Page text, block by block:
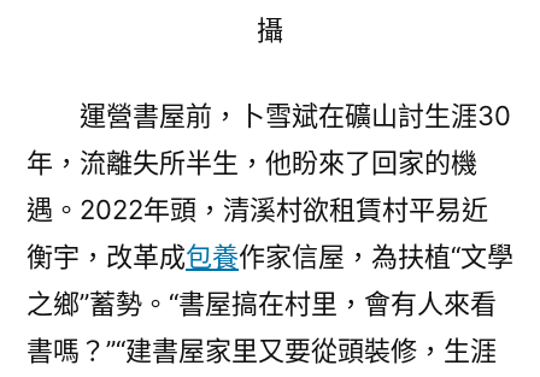
攝
運營書屋前，卜雪斌在礦山討生涯30
年，流離失所半生，他盼來了回家的機
遇。2022年頭，清溪村欲租賃村平易近
衡宇，改革成包養作家信屋，為扶植“文學
之鄉”蓄勢。“書屋搞在村里，會有人來看
書嗎？”“建書屋家里又要從頭裝修，生涯